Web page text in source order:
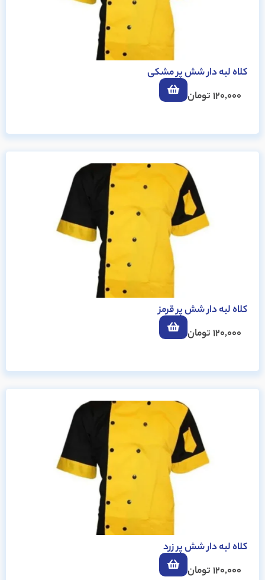
کلاه لبه دار شش پر مشکی
120,000تومان
کلاه لبه دار شش پر قرمز
120,000تومان
کلاه لبه دار شش پر زرد
120,000تومان